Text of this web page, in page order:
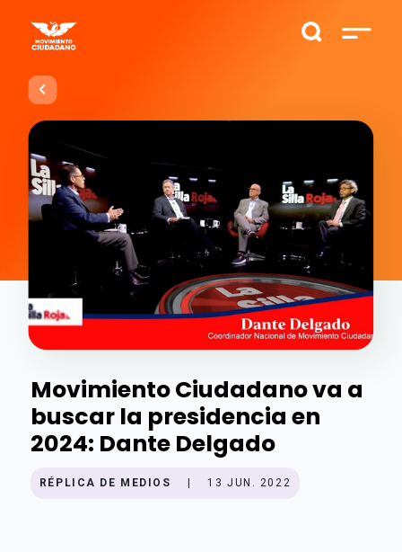
Movimiento Ciudadano va a
buscar la presidencia en
2024: Dante Delgado
RÉPLICA DE MEDIOS 13 JUN. 2022